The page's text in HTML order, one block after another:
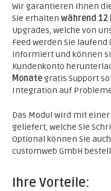
Wir garantieren Ihnen
Sie erhalten während 12
Upgrades, welche von
Feed werden Sie
informiert und können
Kundenkonto
Monategratis Support
Integration auf
Das Modul wird mit
geliefert, welche Sie
Optional können Sie
customweb GmbH
Ihre Vorteile: